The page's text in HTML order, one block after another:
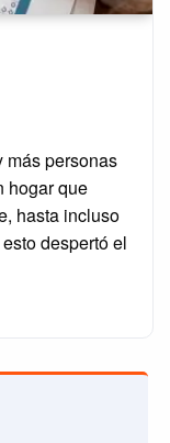
más personas
hogar que
hasta incluso
despertó el